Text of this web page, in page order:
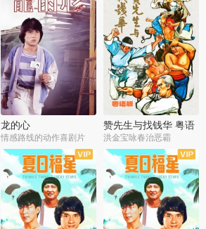
龙的心
情感路线的动作喜剧片
赞先生与找钱华 粤语
版
洪金宝咏春治恶霸